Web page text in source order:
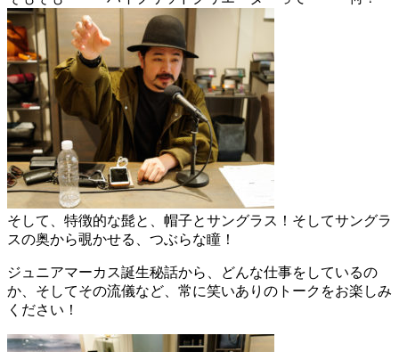
そして、特徴的な髭と、帽子とサングラス！そしてサングラ
スの奥から覗かせる、つぶらな瞳！
ジュニアマーカス誕生秘話から、どんな仕事をしているの
か、そしてその流儀など、常に笑いありのトークをお楽しみ
ください！